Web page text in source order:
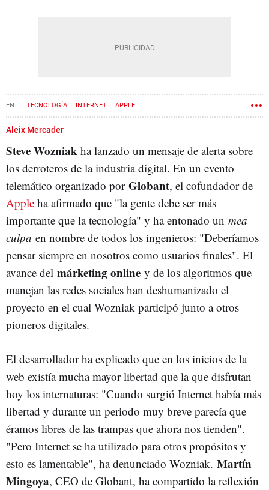
TECNOLOGÍA INTERNET APPLE
Aleix Mercader
Steve Wozniak ha lanzado un mensaje de alerta sobre
los derroteros de la industria digital. En un evento
telemático organizado por Globant, el cofundador de
Apple ha afirmado que "la gente debe ser más
importante que la tecnología" y ha entonado un mea
culpa en nombre de todos los ingenieros: "Deberíamos
pensar siempre en nosotros como usuarios finales". El
avance del márketing online y de los algoritmos que
manejan las redes sociales han deshumanizado el
proyecto en el cual Wozniak participó junto a otros
pioneros digitales.
El desarrollador ha explicado que en los inicios de la
web existía mucha mayor libertad que la que disfrutan
hoy los internaturas: "Cuando surgió Internet había más
libertad y durante un periodo muy breve parecía que
éramos libres de las trampas que ahora nos tienden".
"Pero Internet se ha utilizado para otros propósitos y
esto es lamentable", ha denunciado Wozniak. Martín
Mingoya, CEO de Globant, ha compartido la reflexión